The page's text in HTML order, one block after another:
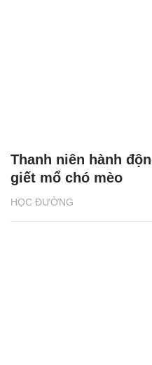
HỌC ĐƯỜNG
Thanh niên hành
giết mổ chó mèo